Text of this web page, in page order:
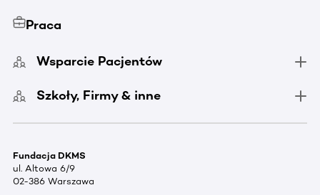
Praca
Wsparcie Pacjentów
Szkoły, Firmy & inne
Fundacja DKMS
ul. Altowa 6/9
02-386 Warszawa